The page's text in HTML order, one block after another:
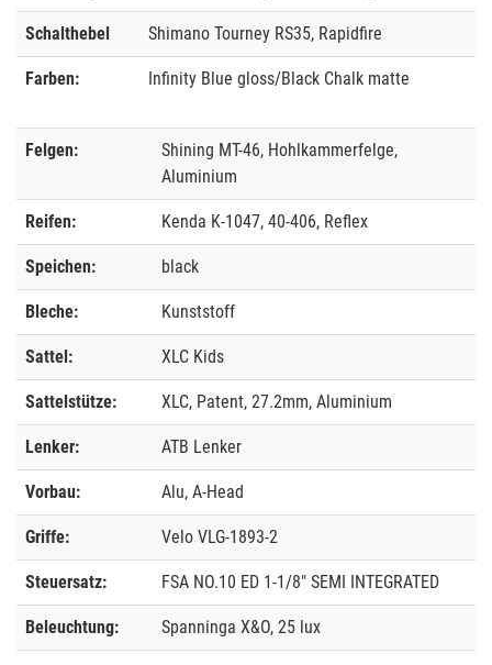
Schalthebel Shimano Tourney RS35, Rapidfire
Farben: Infinity Blue gloss/Black Chalk matte
Felgen:
Shining MT-46, Hohlkammerfelge,
Aluminium
Reifen: Kenda K-1047, 40-406, Reflex
Speichen: black
Bleche: Kunststoff
Sattel: XLC Kids
Sattelstütze: XLC, Patent, 27.2mm, Aluminium
Lenker: ATB Lenker
Vorbau: Alu, A-Head
Griffe: Velo VLG-1893-2
Steuersatz: FSA NO.10 ED 1-1/8" SEMI INTEGRATED
Beleuchtung: Spanninga X&O, 25 lux